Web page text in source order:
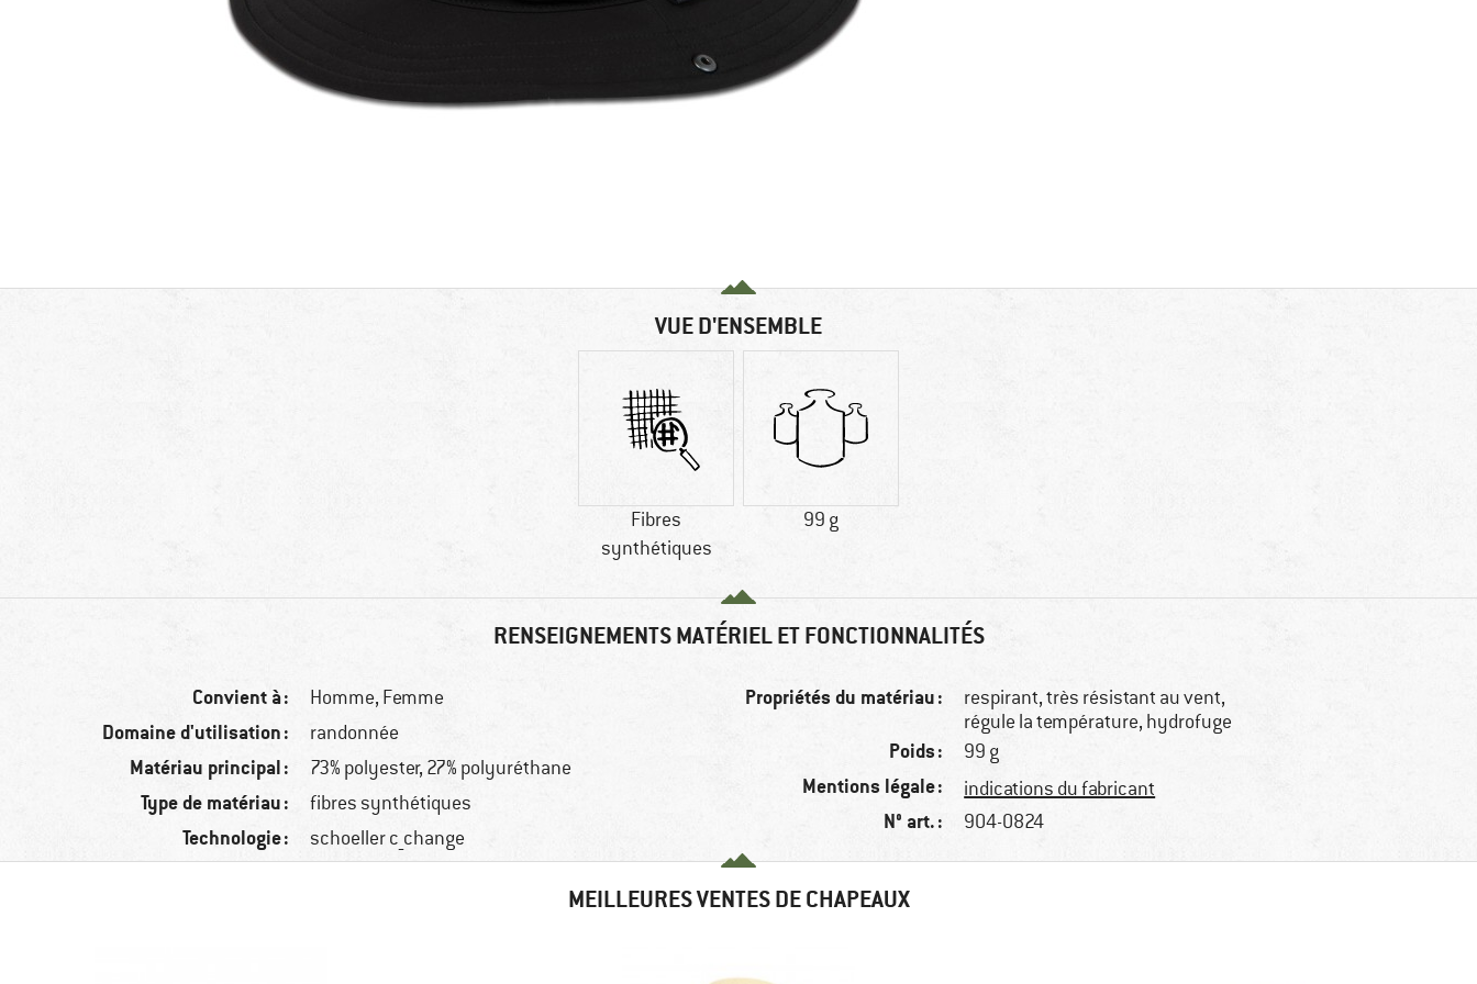
VUE D'ENSEMBLE
Fibres
synthétiques
99 g
RENSEIGNEMENTS MATÉRIEL ET FONCTIONNALITÉS
Convient à : Homme, Femme
Domaine d'utilisation : randonnée
Matériau principal : 73% polyester, 27% polyuréthane
Type de matériau : fibres synthétiques
Technologie : schoeller c_change
Propriétés du matériau :
respirant, très résistant au vent,
régule la température, hydrofuge
Poids : 99 g
Mentions légale : indications du fabricant
N° art. : 904-0824
MEILLEURES VENTES DE CHAPEAUX